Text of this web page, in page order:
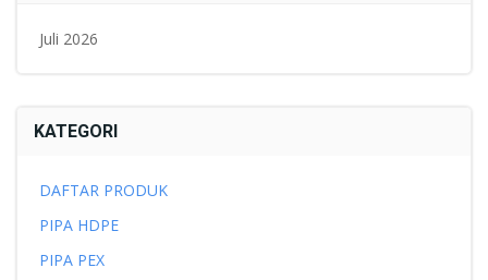
Juli 2026
KATEGORI
DAFTAR PRODUK
PIPA HDPE
PIPA PEX